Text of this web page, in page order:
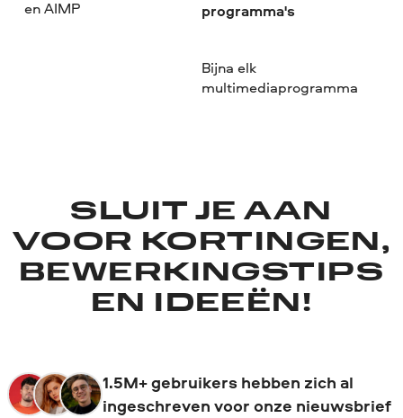
en AIMP
programma's
Bijna elk
multimediaprogramma
SLUIT JE AAN
VOOR KORTINGEN,
BEWERKINGSTIPS
EN IDEEËN!
1.5M+ gebruikers hebben zich al
ingeschreven voor onze nieuwsbrief